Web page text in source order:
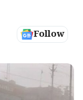
Follow